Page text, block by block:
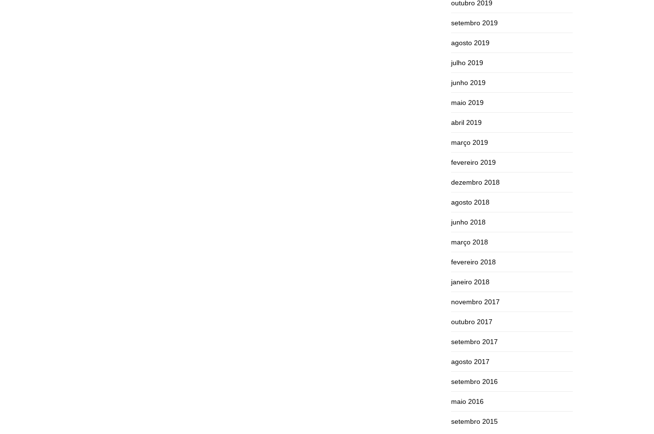
outubro 2019
setembro 2019
agosto 2019
julho 2019
junho 2019
maio 2019
abril 2019
março 2019
fevereiro 2019
dezembro 2018
agosto 2018
junho 2018
março 2018
fevereiro 2018
janeiro 2018
novembro 2017
outubro 2017
setembro 2017
agosto 2017
setembro 2016
maio 2016
setembro 2015